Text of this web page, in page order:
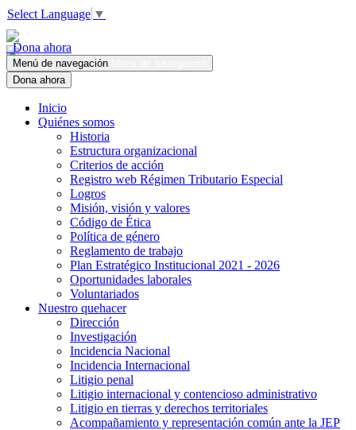
Select Language ▼
Dona ahora
Menú de navegación
Dona ahora
Inicio
Quiénes somos
Historia
Estructura organizacional
Criterios de acción
Registro web Régimen Tributario Especial
Logros
Misión, visión y valores
Código de Ética
Política de género
Reglamento de trabajo
Plan Estratégico Institucional 2021 - 2026
Oportunidades laborales
Voluntariados
Nuestro quehacer
Dirección
Investigación
Incidencia Nacional
Incidencia Internacional
Litigio penal
Litigio internacional y contencioso administrativo
Litigio en tierras y derechos territoriales
Acompañamiento y representación común ante la JEP